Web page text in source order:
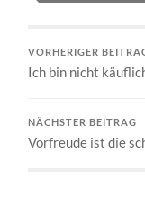
VORHERIGER
Ich bin nicht
NÄCHSTER BEITRAG
Vorfreude ist die